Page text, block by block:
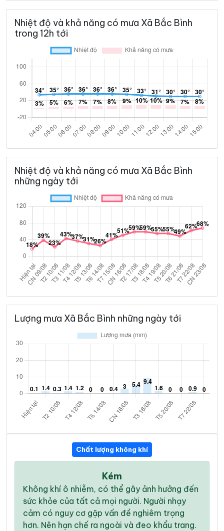
Nhiệt độ và khả năng có mưa Xã Bắc Bình
trong 12h tới
Nhiệt độ và khả năng có mưa Xã Bắc Bình
những ngày tới
Lượng mưa Xã Bắc Bình những ngày tới
Chất lượng không khí
Kém
Không khí ô nhiễm, có thể gây ảnh hưởng đến
sức khỏe của tất cả mọi người. Người nhạy
cảm có nguy cơ gặp vấn đề nghiêm trọng
hơn. Nên hạn chế ra ngoài và đeo khẩu trang.